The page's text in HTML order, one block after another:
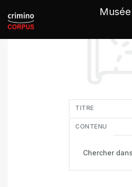
TITRE
CONTENU
Panneau de gestion des cookies